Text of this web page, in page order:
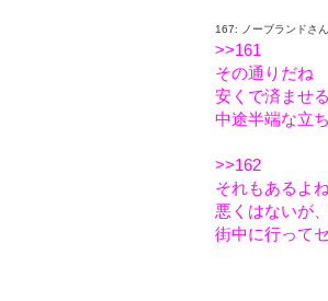
167: ノーブランドさ
>>161
その通りだね
安くで済ませ
中途半端な立
>>162
それもあるよね
悪くはないが
街中に行って